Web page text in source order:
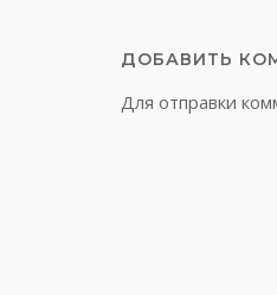
ДОБАВИТЬ
Для отправки